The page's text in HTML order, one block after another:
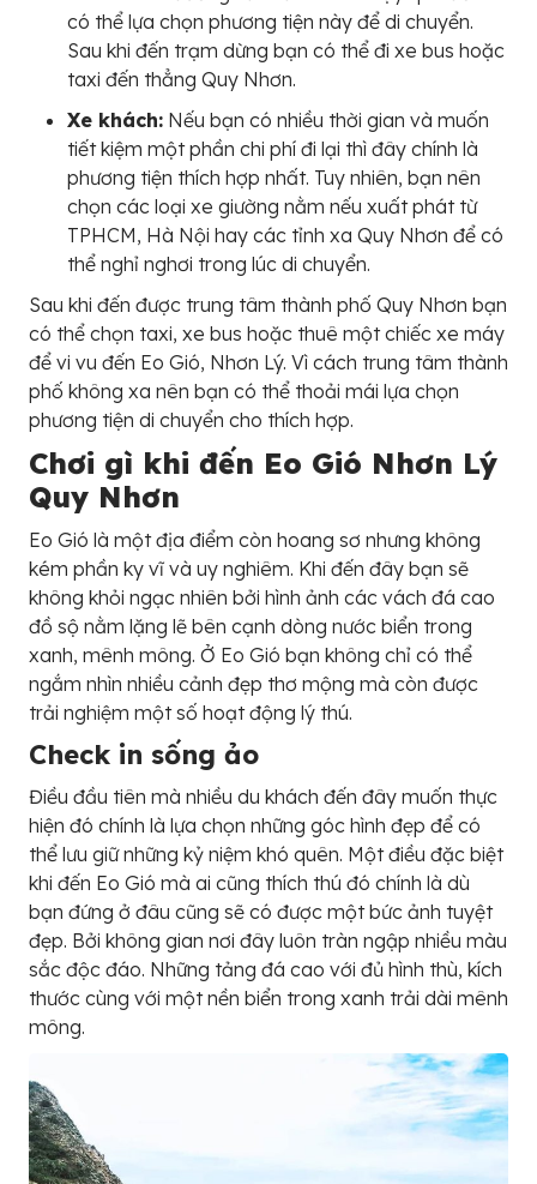
có thể lựa chọn phương tiện này để di chuyển.
Sau khi đến trạm dừng bạn có thể đi xe bus hoặc
taxi đến thẳng Quy Nhơn.
Xe khách: Nếu bạn có nhiều thời gian và muốn
tiết kiệm một phần chi phí đi lại thì đây chính là
phương tiện thích hợp nhất. Tuy nhiên, bạn nên
chọn các loại xe giường nằm nếu xuất phát từ
TPHCM, Hà Nội hay các tỉnh xa Quy Nhơn để có
thể nghỉ nghơi trong lúc di chuyển.
Sau khi đến được trung tâm thành phố Quy Nhơn bạn
có thể chọn taxi, xe bus hoặc thuê một chiếc xe máy
để vi vu đến Eo Gió, Nhơn Lý. Vì cách trung tâm thành
phố không xa nên bạn có thể thoải mái lựa chọn
phương tiện di chuyển cho thích hợp.
Chơi gì khi đến Eo Gió Nhơn Lý
Quy Nhơn
Eo Gió là một địa điểm còn hoang sơ nhưng không
kém phần ky vĩ và uy nghiêm. Khi đến đây bạn sẽ
không khỏi ngạc nhiên bởi hình ảnh các vách đá cao
đồ sộ nằm lặng lẽ bên cạnh dòng nước biển trong
xanh, mênh mông. Ở Eo Gió bạn không chỉ có thể
ngắm nhìn nhiều cảnh đẹp thơ mộng mà còn được
trải nghiệm một số hoạt động lý thú.
Check in sống ảo
Điều đầu tiên mà nhiều du khách đến đây muốn thực
hiện đó chính là lựa chọn những góc hình đẹp để có
thể lưu giữ những kỷ niệm khó quên. Một điều đặc biệt
khi đến Eo Gió mà ai cũng thích thú đó chính là dù
bạn đứng ở đâu cũng sẽ có được một bức ảnh tuyệt
đẹp. Bởi không gian nơi đây luôn tràn ngập nhiều màu
sắc độc đáo. Những tảng đá cao với đủ hình thù, kích
thước cùng với một nền biển trong xanh trải dài mênh
mông.